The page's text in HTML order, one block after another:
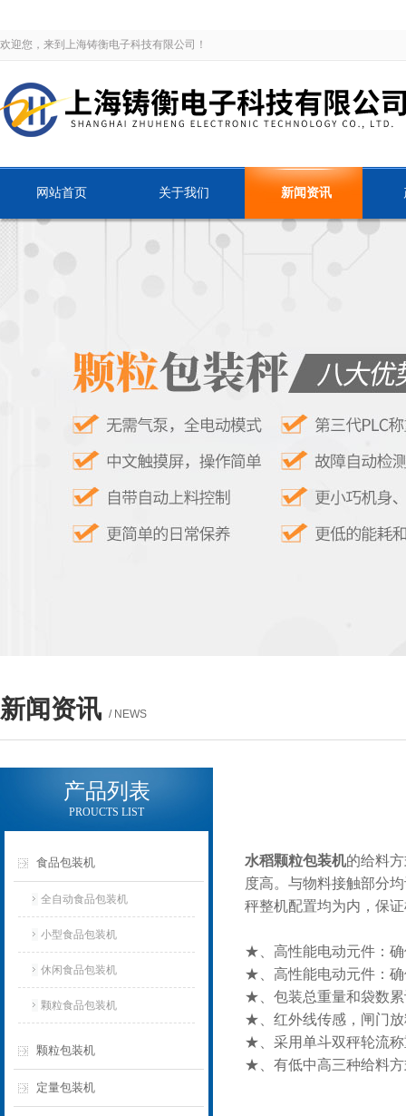
欢迎您，来到上海铸衡电子科技有限公司！
网站首页 关于我们 新闻资讯
新闻资讯 / NEWS
产品列表
PROUCTS LIST
食品包装机
全自动食品包装机
小型食品包装机
休闲食品包装机
颗粒食品包装机
颗粒包装机
定量包装机
水稻颗粒包装机的给料
度高。与物料接触部分
秤整机配置均为内，保
★、高性能电动元件：
★、高性能电动元件：
★、包装总重量和袋数
★、红外线传感，闸门
★、采用单斗双秤轮流
★、有低中高三种给料